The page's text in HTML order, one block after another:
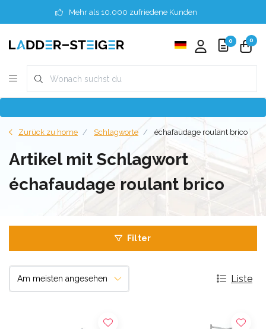
Mehr als 10.000 zufriedene Kunden
0 0
Zurück zu home Schlagworte échafaudage roulant brico
Artikel mit Schlagwort
échafaudage roulant brico
Filter
Liste